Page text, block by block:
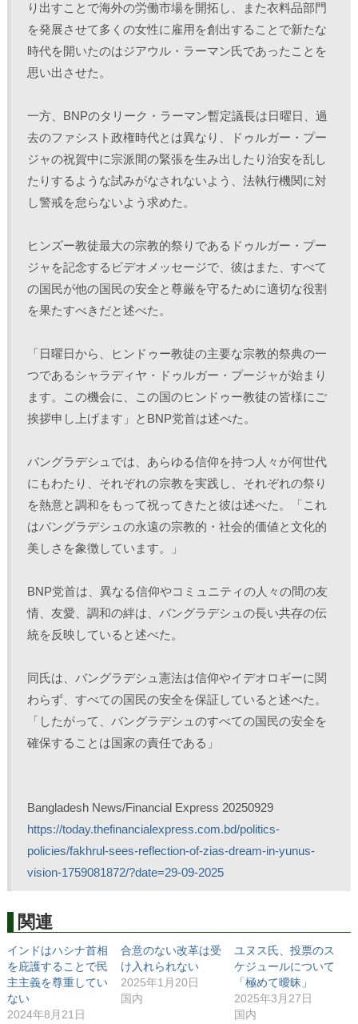
り出すことで海外の労働市場を開拓し、また衣料品部門
を発展させて多くの女性に雇用を創出することで新たな
時代を開いたのはジアウル・ラーマン氏であったことを
思い出させた。
一方、BNPのタリーク・ラーマン暫定議長は日曜日、過
去のファシスト政権時代とは異なり、ドゥルガー・プー
ジャの祝賀中に宗派間の緊張を生み出したり治安を乱し
たりするような試みがなされないよう、法執行機関に対
し警戒を怠らないよう求めた。
ヒンズー教徒最大の宗教的祭りであるドゥルガー・プー
ジャを記念するビデオメッセージで、彼はまた、すべて
の国民が他の国民の安全と尊厳を守るために適切な役割
を果たすべきだと述べた。
「日曜日から、ヒンドゥー教徒の主要な宗教的祭典の一
つであるシャラディヤ・ドゥルガー・プージャが始まり
ます。この機会に、この国のヒンドゥー教徒の皆様にご
挨拶申し上げます」とBNP党首は述べた。
バングラデシュでは、あらゆる信仰を持つ人々が何世代
にもわたり、それぞれの宗教を実践し、それぞれの祭り
を熱意と調和をもって祝ってきたと彼は述べた。「これ
はバングラデシュの永遠の宗教的・社会的価値と文化的
美しさを象徴しています。」
BNP党首は、異なる信仰やコミュニティの人々の間の友
情、友愛、調和の絆は、バングラデシュの長い共存の伝
統を反映していると述べた。
同氏は、バングラデシュ憲法は信仰やイデオロギーに関
わらず、すべての国民の安全を保証していると述べた。
「したがって、バングラデシュのすべての国民の安全を
確保することは国家の責任である」
Bangladesh News/Financial Express 20250929
https://today.thefinancialexpress.com.bd/politics-
policies/fakhrul-sees-reflection-of-zias-dream-in-yunus-
vision-1759081872/?date=29-09-2025
関連
インドはハシナ首相
を庇護することで民
主主義を尊重してい
ない
2024年8月21日
合意のない改革は受
け入れられない
2025年1月20日
国内
ユヌス氏、投票のス
ケジュールについて
「極めて曖昧」
2025年3月27日
国内